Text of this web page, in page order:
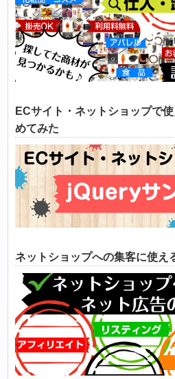
ECサイト・ネットショップで
めてみた
ネットショップへの集客に使え